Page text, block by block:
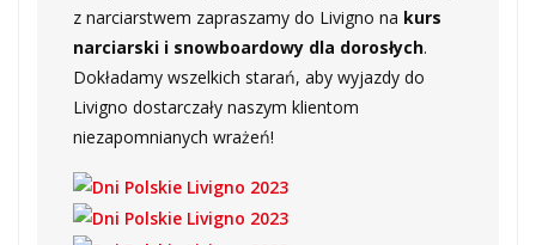
z narciarstwem zapraszamy do Livigno na kurs
narciarski i snowboardowy dla dorosłych.
Dokładamy wszelkich starań, aby wyjazdy do
Livigno dostarczały naszym klientom
niezapomnianych wrażeń!